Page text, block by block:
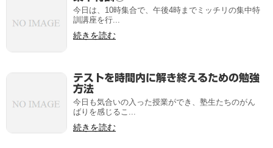
今日は、10時集合で、午後4時までミッチリの集中特
訓講座を行...
続きを読む
テストを時間内に解き終えるための勉強
方法
今日も気合いの入った授業ができ、塾生たちのがん
ばりを感じるこ...
続きを読む